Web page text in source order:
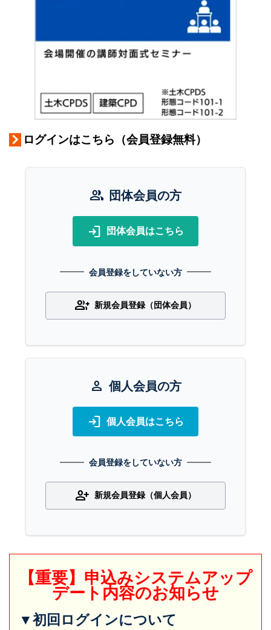
ログインはこちら（会員登録無料）
group 団体会員の方
login 団体会員はこちら
会員登録をしていない方
group_add 新規会員登録（団体会員）
person 個人会員の方
login 個人会員はこちら
会員登録をしていない方
person_add 新規会員登録（個人会員）
【重要】申込みシステムアップ
デート内容のお知らせ
▼初回ログインについて